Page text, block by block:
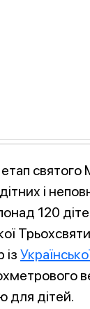
етап
і
120
для дітей.